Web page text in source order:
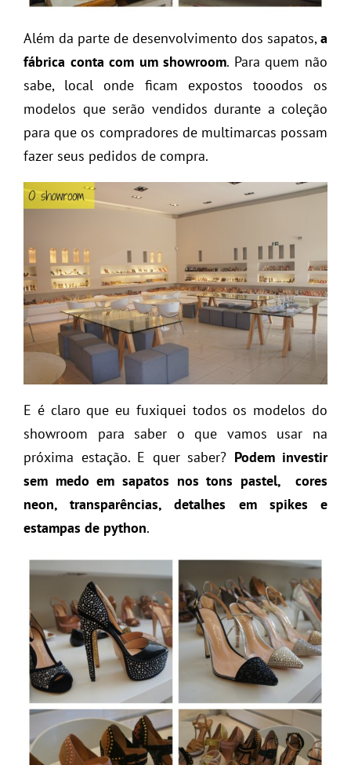
Além da parte de desenvolvimento dos sapatos,a
fábrica conta com um showroom. Para quem não
sabe, local onde ficam expostos tooodos os
modelos que serão vendidos durante a coleção
para que os compradores de multimarcas possam
fazer seus pedidos de compra.
E é claro que eu fuxiquei todos os modelos do
showroom para saber o que vamos usar na
próxima estação. E quer saber? Podem investir
sem medo em sapatos nos tons pastel, cores
neon, transparências, detalhes em spikes e
estampas de python.